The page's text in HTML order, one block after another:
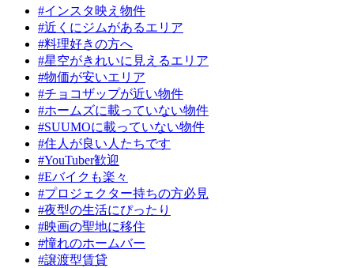
#インスタ映え物件
#近くにジムがあるエリア
#料理好きの方へ
#星空がきれいに見えるエリア
#物価が安いエリア
#チョコザップが近い物件
#ホームズに載っていない物件
#SUUMOに載っていない物件
#住人が良い人たちです
#YouTuber歓迎
#Eバイクも楽々
#プロジェクター持ちの方必見
#夜型の生活にぴったり
#映画の聖地に移住
#憧れのホームバー
#譲渡型賃貸